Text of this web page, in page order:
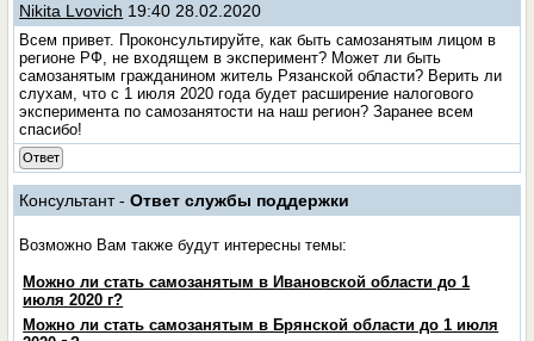
Nikita Lvovich 19:40 28.02.2020
Всем привет. Проконсультируйте, как быть самозанятым лицом в
регионе РФ, не входящем в эксперимент? Может ли быть
самозанятым гражданином житель Рязанской области? Верить ли
слухам, что с 1 июля 2020 года будет расширение налогового
эксперимента по самозанятости на наш регион? Заранее всем
спасибо!
Ответ
Консультант -Ответ службы поддержки
Возможно Вам также будут интересны темы:
Можно ли стать самозанятым в Ивановской области до 1
июля 2020 г?
Можно ли стать самозанятым в Брянской области до 1 июля